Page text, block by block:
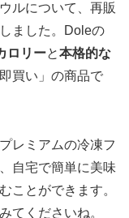
ルについて、再販
ました。Doleの
ロリーと本格的な
買い」の商品で
レミアムの冷凍フ
自宅で簡単に美味
ことができます。
てくださいね。